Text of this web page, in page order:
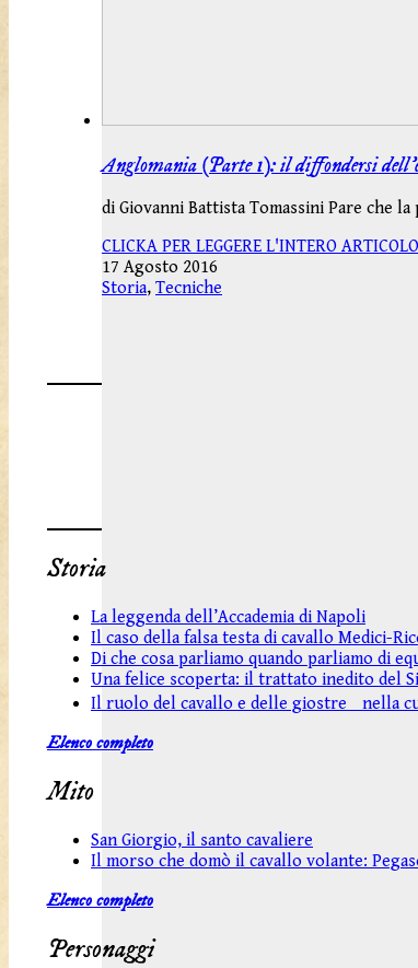
Anglomania (Parte 1): il diffondersi
di Giovanni Battista Tomassini Pare che
CLICKA PER LEGGERE L'INTERO ARTICOLO
17 Agosto 2016
Storia, Tecniche
Storia
La leggenda dell’Accademia di Napoli
Il caso della falsa testa di cavallo Medici-
Di che cosa parliamo quando parliamo di
Una felice scoperta: il trattato inedito del
Il ruolo del cavallo e delle giostre nella
Elenco completo
Mito
San Giorgio, il santo cavaliere
Il morso che domò il cavallo volante:
Elenco completo
Personaggi